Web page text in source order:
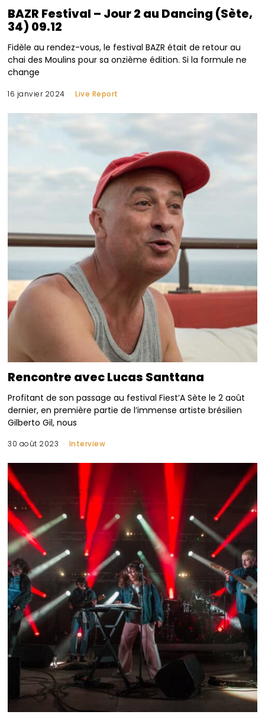
BAZR Festival – Jour 2 au Dancing (Sète,
34) 09.12
Fidèle au rendez-vous, le festival BAZR était de retour au
chai des Moulins pour sa onzième édition. Si la formule ne
change
16 janvier 2024 Live Report
Rencontre avec Lucas Santtana
Profitant de son passage au festival Fiest’A Sète le 2 août
dernier, en première partie de l’immense artiste brésilien
Gilberto Gil, nous
30 août 2023 Interview